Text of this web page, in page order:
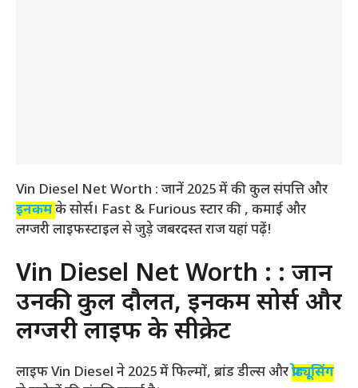
Vin Diesel Net Worth : जानें 2025 में की कुल संपत्ति और
इनकमके सोर्स। Fast & Furious स्टार की , कमाई और
लग्जरी लाइफस्टाइल से जुड़े जबरदस्त राज यहां पढ़ें!
Vin Diesel Net Worth : : जानें
उनकी कुल दौलत, इनकम सोर्स और
लग्जरी लाइफ के सीक्रेट
लाइफ Vin Diesel ने 2025 में फिल्मों, ब्रांड डील्स औरप्रोड्यूसिंग